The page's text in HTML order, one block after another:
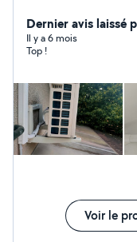
électrique en tous
montage de
Électricien titulaire
Dernier avis laissé
Il y a 6 mois
Top !
Voir le